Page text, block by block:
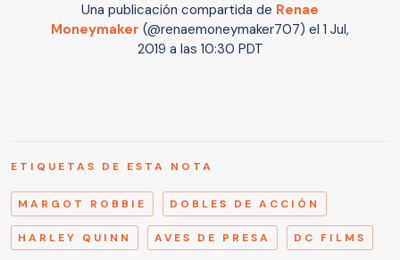
Una publicación compartida de Renae
Moneymaker (@renaemoneymaker707) el 1 Jul,
2019 a las 10:30 PDT
ETIQUETAS DE ESTA NOTA
MARGOT ROBBIE DOBLES DE ACCIÓN
HARLEY QUINN AVES DE PRESA DC FILMS